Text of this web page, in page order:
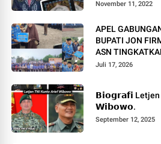
November 11, 2022
APEL
BUPATI JON
ASN
PELAYANAN
Juli 17, 2026
𝗕𝗶𝗼𝗴𝗿𝗮𝗳𝗶
𝗪𝗶𝗯𝗼𝘄𝗼.
September 12, 2025